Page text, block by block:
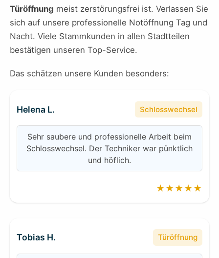
Türöffnung meist zerstörungsfrei ist. Verlassen Sie
sich auf unsere professionelle Notöffnung Tag und
Nacht. Viele Stammkunden in allen Stadtteilen
bestätigen unseren Top-Service.
Das schätzen unsere Kunden besonders:
Helena L. Schlosswechsel
Sehr saubere und professionelle Arbeit beim
Schlosswechsel. Der Techniker war pünktlich
und höflich.
★★★★★
Tobias H. Türöffnung